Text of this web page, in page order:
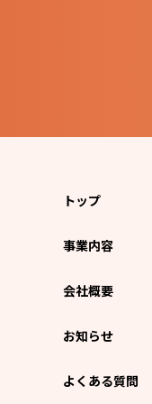
トップ
事業内容
会社概要
お知らせ
よくある質問